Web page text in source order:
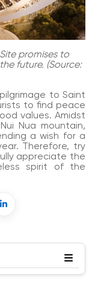
promises to
future. (Source:
to Saint
to find peace
values. Amidst
Nua mountain,
a wish for a
Therefore, try
appreciate the
spirit of the